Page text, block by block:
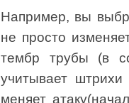
Например, вы
не просто
тембр трубы (в
учитывает штрихи
меняет